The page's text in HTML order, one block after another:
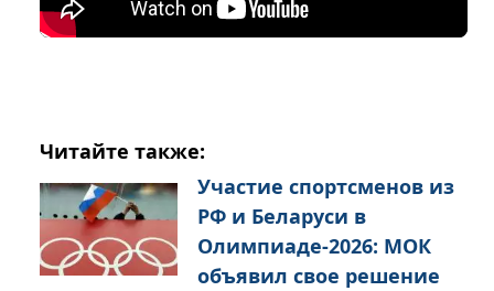
Читайте также:
Участие спортсменов из
РФ и Беларуси в
Олимпиаде-2026: МОК
объявил свое решение